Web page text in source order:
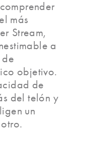
más
Stream,
a
objetivo.
de
del telón y
un